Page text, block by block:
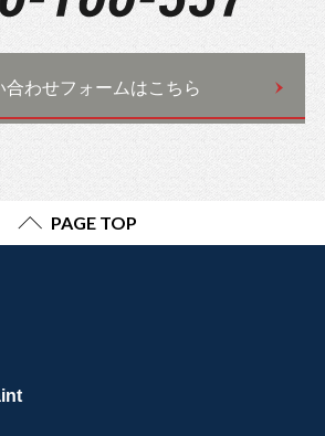
合わせフォームはこちら
PAGE TOP